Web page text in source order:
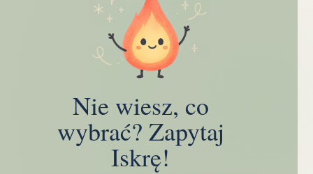
Nie wiesz, co
wybrać? Zapytaj
Iskrę!